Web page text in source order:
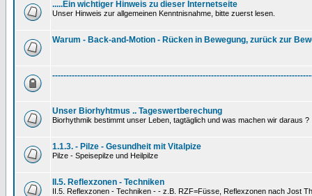
.....Ein wichtiger Hinweis zu dieser Internetseite
Unser Hinweis zur allgemeinen Kenntnisnahme, bitte zuerst lesen.
Warum - Back-and-Motion - Rücken in Bewegung, zurück zur
Unser Biorhyhtmus .. Tageswertberechung
Biorhythmik bestimmt unser Leben, tagtäglich und was machen wir daraus ?
1.1.3. - Pilze - Gesundheit mit Vitalpize
Pilze - Speisepilze und Heilpilze
II.5. Reflexzonen - Techniken
II.5. Reflexzonen - Techniken - - z.B. RZF=Füsse, Reflexzonen nach Jost